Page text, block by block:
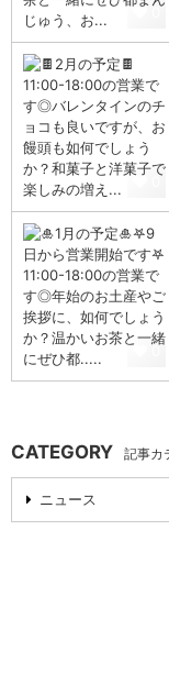
0
0
CATEGORY 記事カ
ニュース